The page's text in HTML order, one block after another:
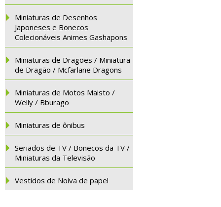
Miniaturas de Desenhos
Japoneses e Bonecos
Colecionáveis Animes Gashapons
Miniaturas de Dragões / Miniatura
de Dragão / Mcfarlane Dragons
Miniaturas de Motos Maisto /
Welly / Bburago
Miniaturas de ônibus
Seriados de TV / Bonecos da TV /
Miniaturas da Televisão
Vestidos de Noiva de papel